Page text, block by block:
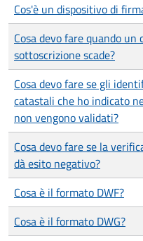
Cos'è un dispositivo di
Cosa devo fare quando
sottoscrizione scade?
Cosa devo fare se gli
catastali che ho indicato
non vengono validati?
Cosa devo fare se la
dà esito negativo?
Cosa è il formato DWF?
Cosa è il formato DWG?